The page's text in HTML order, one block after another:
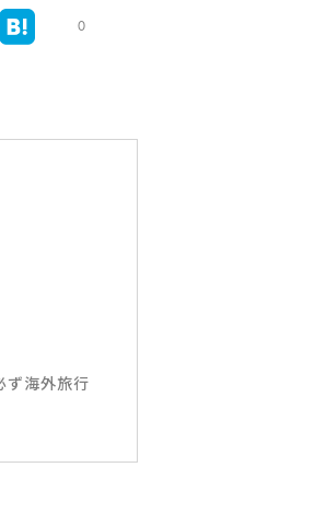
0
ず海外旅行